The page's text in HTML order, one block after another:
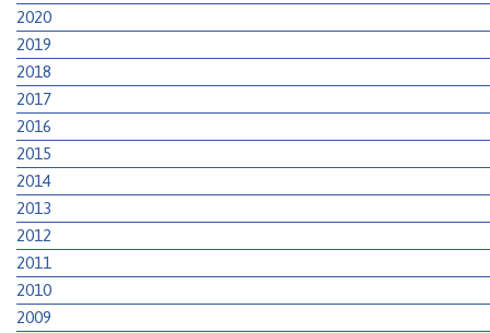
2020
2019
2018
2017
2016
2015
2014
2013
2012
2011
2010
2009